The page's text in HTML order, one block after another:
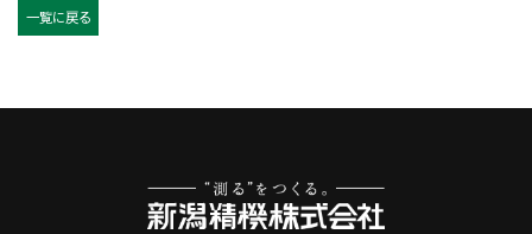
一覧に戻る